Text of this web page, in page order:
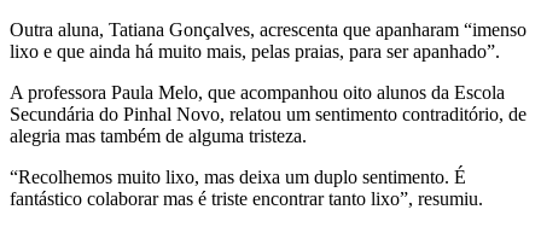
Outra aluna, Tatiana Gonçalves, acrescenta que apanharam “imenso
lixo e que ainda há muito mais, pelas praias, para ser apanhado”.
A professora Paula Melo, que acompanhou oito alunos da Escola
Secundária do Pinhal Novo, relatou um sentimento contraditório, de
alegria mas também de alguma tristeza.
“Recolhemos muito lixo, mas deixa um duplo sentimento. É
fantástico colaborar mas é triste encontrar tanto lixo”, resumiu.